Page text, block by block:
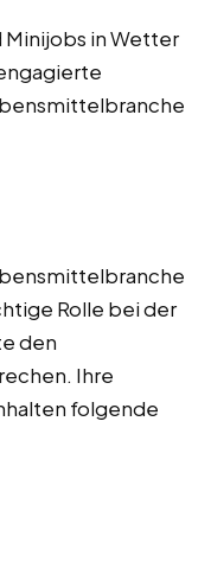
in Wetter
Rolle bei der
den
Ihre
folgende